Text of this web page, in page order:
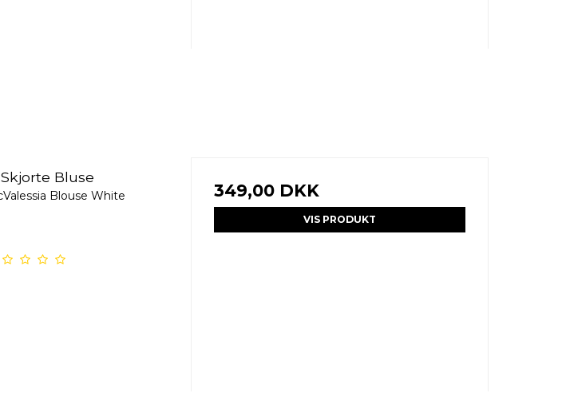
Bluse
Blouse White 349,00 DKK
VIS PRODUKT